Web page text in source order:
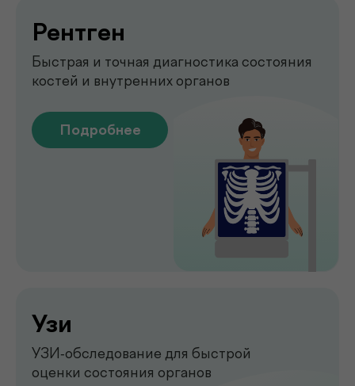
Укрепление мышц тазового
дна без боли и операций
Подробнее
Подробнее